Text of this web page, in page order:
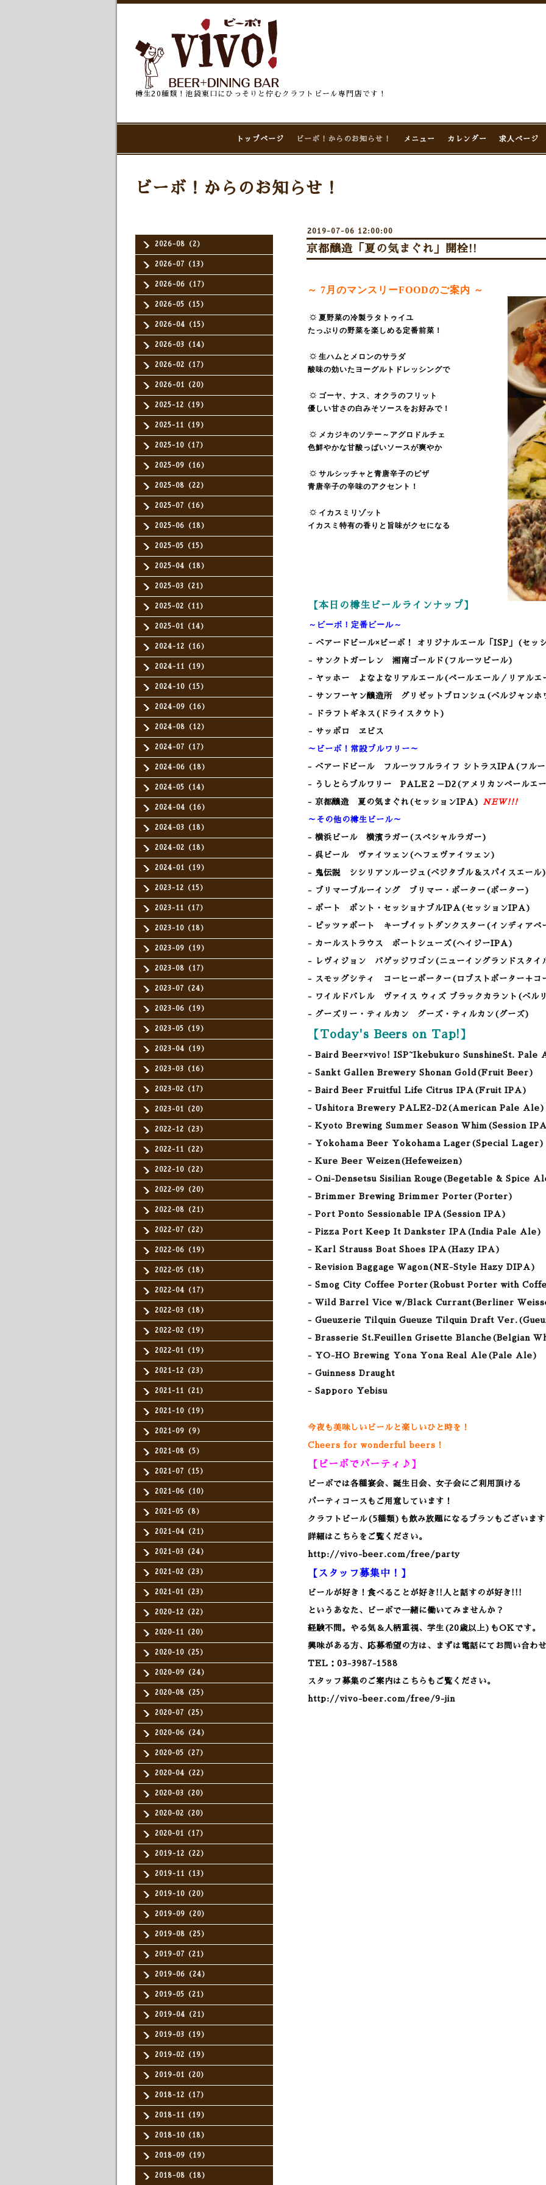
樽生20種類！池袋東口にひっそりと佇むクラフトビール専門店です！
トップページ ビーボ！からのお知らせ！ メニュー カレンダー 求人ページ
2026-08（2）
2026-07（13）
2026-06（17）
2026-05（15）
2026-04（15）
2026-03（14）
2026-02（17）
2026-01（20）
2025-12（19）
2025-11（19）
2025-10（17）
2025-09（16）
2025-08（22）
2025-07（16）
2025-06（18）
2025-05（15）
2025-04（18）
2025-03（21）
2025-02（11）
2025-01（14）
2024-12（16）
2024-11（19）
2024-10（15）
2024-09（16）
2024-08（12）
2024-07（17）
2024-06（18）
2024-05（14）
2024-04（16）
2024-03（18）
2024-02（18）
2024-01（19）
2023-12（15）
2023-11（17）
2023-10（18）
2023-09（19）
2023-08（17）
2023-07（24）
2023-06（19）
2023-05（19）
2023-04（19）
2023-03（16）
2023-02（17）
2023-01（20）
2022-12（23）
2022-11（22）
2022-10（22）
2022-09（20）
2022-08（21）
2022-07（22）
2022-06（19）
2022-05（18）
2022-04（17）
2022-03（18）
2022-02（19）
2022-01（19）
2021-12（23）
2021-11（21）
2021-10（19）
2021-09（9）
2021-08（5）
2021-07（15）
2021-06（10）
2021-05（8）
2021-04（21）
2021-03（24）
2021-02（23）
2021-01（23）
2020-12（22）
2020-11（20）
2020-10（25）
2020-09（24）
2020-08（25）
2020-07（25）
2020-06（24）
2020-05（27）
2020-04（22）
2020-03（20）
2020-02（20）
2020-01（17）
2019-12（22）
2019-11（13）
2019-10（20）
2019-09（20）
2019-08（25）
2019-07（21）
2019-06（24）
2019-05（21）
2019-04（21）
2019-03（19）
2019-02（19）
2019-01（20）
2018-12（17）
2018-11（19）
2018-10（18）
2018-09（19）
2018-08（18）
ビーボ！からのお知らせ！
2019-07-06 12:00:00
京都醸造「夏の気まぐれ」開栓!!
～ 7 月のマンスリーFOODのご案内 ～
☼ 夏野菜の冷製ラタトゥイユ
たっぷりの野菜を楽しめる定番前菜！
☼ 生ハムとメロンのサラダ
酸味の効いたヨーグルトドレッシングで
☼ ゴーヤ、ナス、オクラのフリット
優しい甘さの白みそソースをお好みで！
☼ メカジキのソテー～アグロドルチェ
色鮮やかな甘酸っぱいソースが爽やか
☼ サルシッチャと青唐辛子のピザ
青唐辛子の辛味のアクセント！
☼ イカスミリゾット
イカスミ特有の香りと旨味がクセになる
【本日の樽生ビールラインナップ】
～ビーボ！定番ビール～
- ベアードビール×ビーボ！ オリジナルエール「ISP」(セッ
- サンクトガーレン 湘南ゴールド(フルーツビール)
- ヤッホー よなよなリアルエール(ペールエール／リアルエ
- サンフーヤン醸造所 グリゼットブロンシュ(ベルジャンホ
- ドラフトギネス(ドライスタウト)
- サッポロ ヱビス
～ビーボ！常設ブルワリー～
- ベアードビール フルーツフルライフ シトラスIPA(フル
- うしとらブルワリー PALE２－D2(アメリカンペールエ
- 京都醸造 夏の気まぐれ(セッションIPA) NEW!!!
～その他の樽生ビール～
- 横浜ビール 横濱ラガー(スペシャルラガー)
- 呉ビール ヴァイツェン(ヘフェヴァイツェン)
- 鬼伝説 シシリアンルージュ(ベジタブル＆スパイスエール
- ブリマーブルーイング ブリマー・ポーター(ポーター)
- ポート ポント・セッショナブルIPA(セッションIPA)
- ピッツァポート キープイットダンクスター(インディアペ
- カールストラウス ボートシューズ(ヘイジーIPA)
- レヴィジョン バゲッジワゴン(ニューイングランドスタ
- スモッグシティ コーヒーポーター(ロブストポーター＋コ
- ワイルドバレル ヴァイス ウィズ ブラックカラント(ベル
- グーズリー・ティルカン グーズ・ティルカン (グーズ)
【Today's Beers on Tap!】
- Baird Beer×vivo! ISP~Ikebukuro SunshineSt.
- Sankt Gallen Brewery Shonan Gold(Fruit Beer)
- Baird Beer Fruitful Life Citrus IPA(Fruit IPA)
- Ushitora Brewery PALE2-D2(American Pale Ale)
- Kyoto Brewing Summer Season Whim(Session
- Yokohama Beer Yokohama Lager(Special Lager)
- Kure Beer Weizen(Hefeweizen)
- Oni-Densetsu Sisilian Rouge(Begetable & Spice
- Brimmer Brewing Brimmer Porter(Porter)
- Port Ponto Sessionable IPA(Session IPA)
- Pizza Port Keep It Dankster IPA(India Pale Ale)
- Karl Strauss Boat Shoes IPA(Hazy IPA)
- Revision Baggage Wagon(NE-Style Hazy DIPA)
- Smog City Coffee Porter(Robust Porter with
- Wild Barrel Vice w/Black Currant(Berliner
- Gueuzerie Tilquin Gueuze Tilquin Draft
- Brasserie St.Feuillen Grisette Blanche(Belgian
- YO-HO Brewing Yona Yona Real Ale(Pale Ale)
- Guinness Draught
- Sapporo Yebisu
今夜も美味しいビールと楽しいひと時を！
Cheers for wonderful beers！
【ビーボでパーティ♪】
ビーボでは各種宴会、誕生日会、女子会にご利用頂ける
パーティコースもご用意しています！
クラフトビール(5種類)も飲み放題になるプランもございま
詳細はこちらをご覧ください。
http://vivo-beer.com/free/party
【スタッフ募集中！】
ビールが好き！食べることが好き!!人と話すのが好き!!!
というあなた、ビーボで一緒に働いてみませんか？
経験不問。やる気＆人柄重視、学生(20歳以上)もOKです。
興味がある方、応募希望の方は、まずは電話にてお問い合わ
TEL：03-3987-1588
スタッフ募集のご案内はこちらもご覧ください。
http://vivo-beer.com/free/9-jin